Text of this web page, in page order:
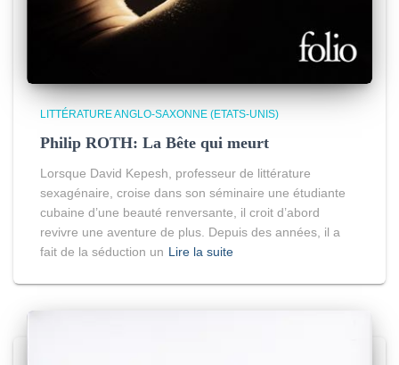
LITTÉRATURE ANGLO-SAXONNE (ETATS-UNIS)
Philip ROTH: La Bête qui meurt
Lorsque David Kepesh, professeur de littérature
sexagénaire, croise dans son séminaire une étudiante
cubaine d’une beauté renversante, il croit d’abord
revivre une aventure de plus. Depuis des années, il a
fait de la séduction un Lire la suite